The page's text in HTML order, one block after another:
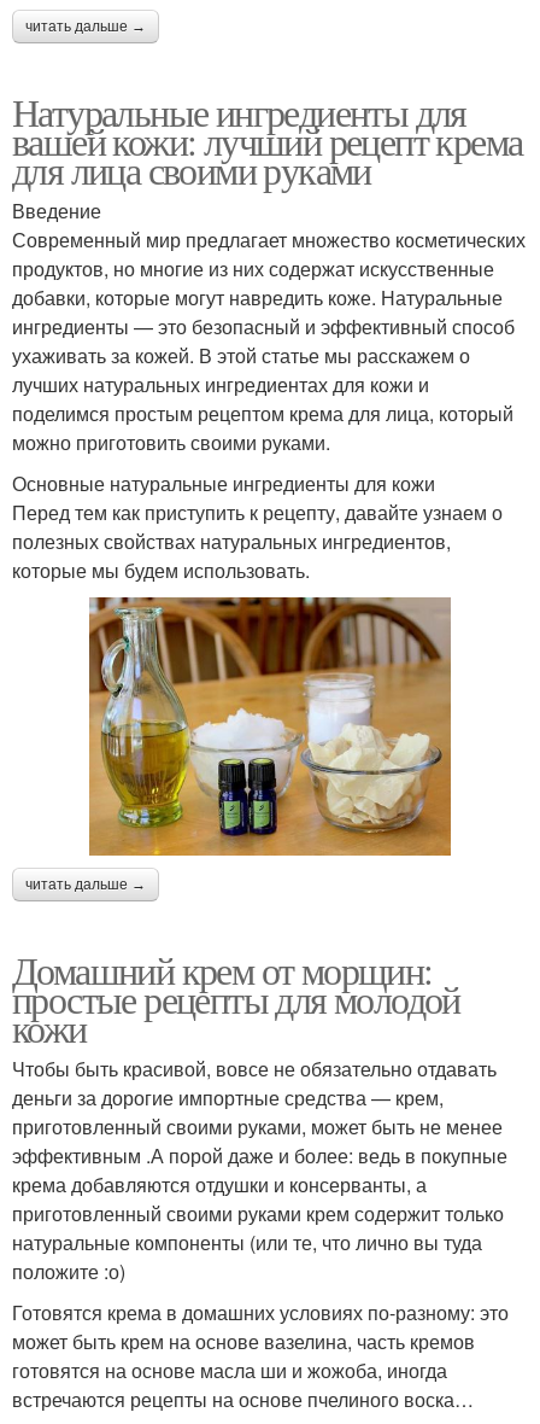
читать дальше →
Натуральные ингредиенты для
вашей кожи: лучший рецепт крема
для лица своими руками
Введение
Современный мир предлагает множество косметических
продуктов, но многие из них содержат искусственные
добавки, которые могут навредить коже. Натуральные
ингредиенты — это безопасный и эффективный способ
ухаживать за кожей. В этой статье мы расскажем о
лучших натуральных ингредиентах для кожи и
поделимся простым рецептом крема для лица, который
можно приготовить своими руками.
Основные натуральные ингредиенты для кожи
Перед тем как приступить к рецепту, давайте узнаем о
полезных свойствах натуральных ингредиентов,
которые мы будем использовать.
читать дальше →
Домашний крем от морщин:
простые рецепты для молодой
кожи
Чтобы быть красивой, вовсе не обязательно отдавать
деньги за дорогие импортные средства — крем,
приготовленный своими руками, может быть не менее
эффективным .А порой даже и более: ведь в покупные
крема добавляются отдушки и консерванты, а
приготовленный своими руками крем содержит только
натуральные компоненты (или те, что лично вы туда
положите :о)
Готовятся крема в домашних условиях по-разному: это
может быть крем на основе вазелина, часть кремов
готовятся на основе масла ши и жожоба, иногда
встречаются рецепты на основе пчелиного воска…